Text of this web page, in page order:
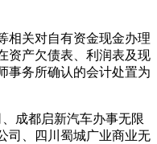
关对自有资金现金办理
资产欠债表、利润表及现
事务所确认的会计处置为
成都启新汽车办事无限
司、四川蜀城广业商业无